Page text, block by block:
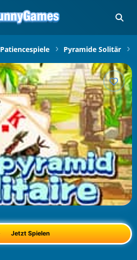
Patiencespiele Pyramide Solitär
Jetzt Spielen